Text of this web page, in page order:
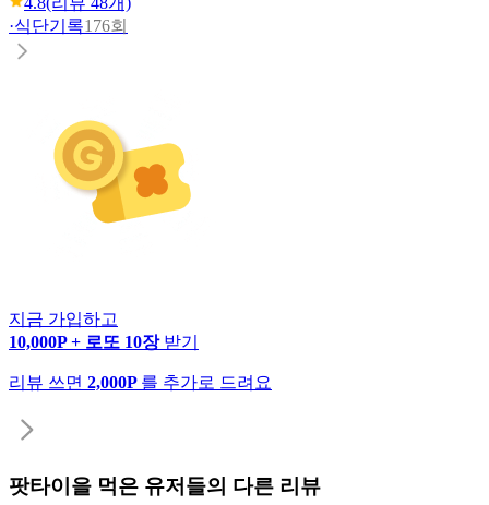
·식단기록176회
지금 가입하고
10,000P + 로또 10장 받기
리뷰 쓰면 2,000P 를 추가로 드려요
팟타이 을 먹은 유저들의 다른 리뷰